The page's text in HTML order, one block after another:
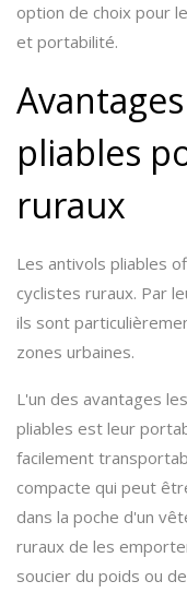
option de choix pour
et portabilité.
pliables
ruraux
Les antivols pliables
cyclistes ruraux. Par
ils sont
zones urbaines.
L'un des avantages
pliables est leur
facilement
compacte qui peut
dans la poche d'un
ruraux de les
soucier du poids ou